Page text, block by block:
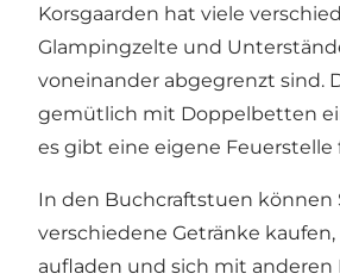
Korsgaarden hat viele
Glampingzelte und
voneinander abgegrenzt sind.
gemütlich mit Doppelbetten
es gibt eine eigene Feuerstelle
In den Buchcraftstuen können
verschiedene Getränke
aufladen und sich mit anderen